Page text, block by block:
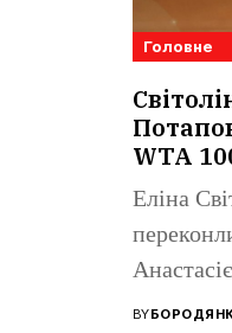
Головне
WTA
Еліна
турнірі
BY